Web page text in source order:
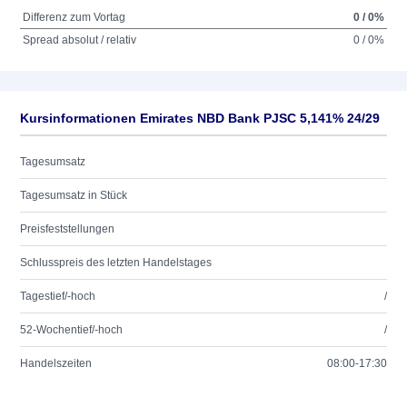
Differenz zum Vortag
0 / 0%
Spread absolut / relativ
0 / 0%
Kursinformationen Emirates NBD Bank PJSC 5,141% 24/29
Tagesumsatz
Tagesumsatz in Stück
Preisfeststellungen
Schlusspreis des letzten Handelstages
Tagestief/-hoch /
52-Wochentief/-hoch /
Handelszeiten 08:00-17:30